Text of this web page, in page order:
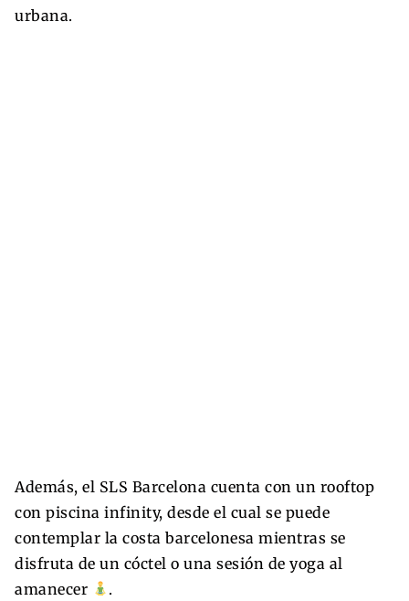
urbana.
Además, el SLS Barcelona cuenta con un rooftop
con piscina infinity, desde el cual se puede
contemplar la costa barcelonesa mientras se
disfruta de un cóctel o una sesión de yoga al
amanecer
.